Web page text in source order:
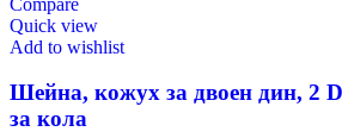
Quick view
Add to wishlist
Шейна, кожух за двоен дин, 2
за кола